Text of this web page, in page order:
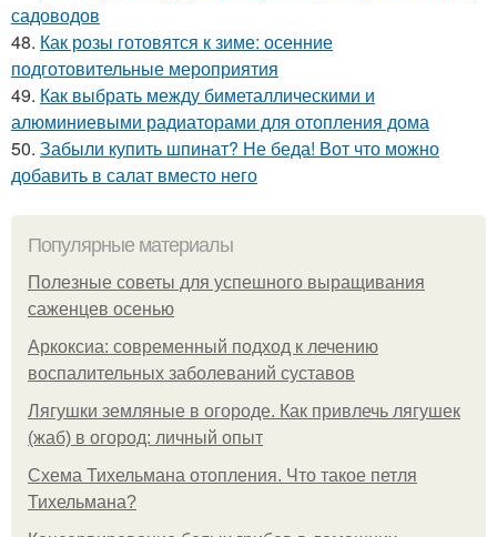
садоводов
48. Как розы готовятся к зиме: осенние
подготовительные мероприятия
49. Как выбрать между биметаллическими и
алюминиевыми радиаторами для отопления дома
50. Забыли купить шпинат? Не беда! Вот что можно
добавить в салат вместо него
Популярные материалы
Полезные советы для успешного выращивания
саженцев осенью
Аркоксиа: современный подход к лечению
воспалительных заболеваний суставов
Лягушки земляные в огороде. Как привлечь лягушек
(жаб) в огород: личный опыт
Схема Тихельмана отопления. Что такое петля
Тихельмана?